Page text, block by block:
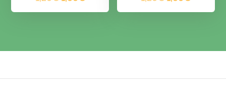
initial
était :
actuel
est :
initial
était :
actuel
est :